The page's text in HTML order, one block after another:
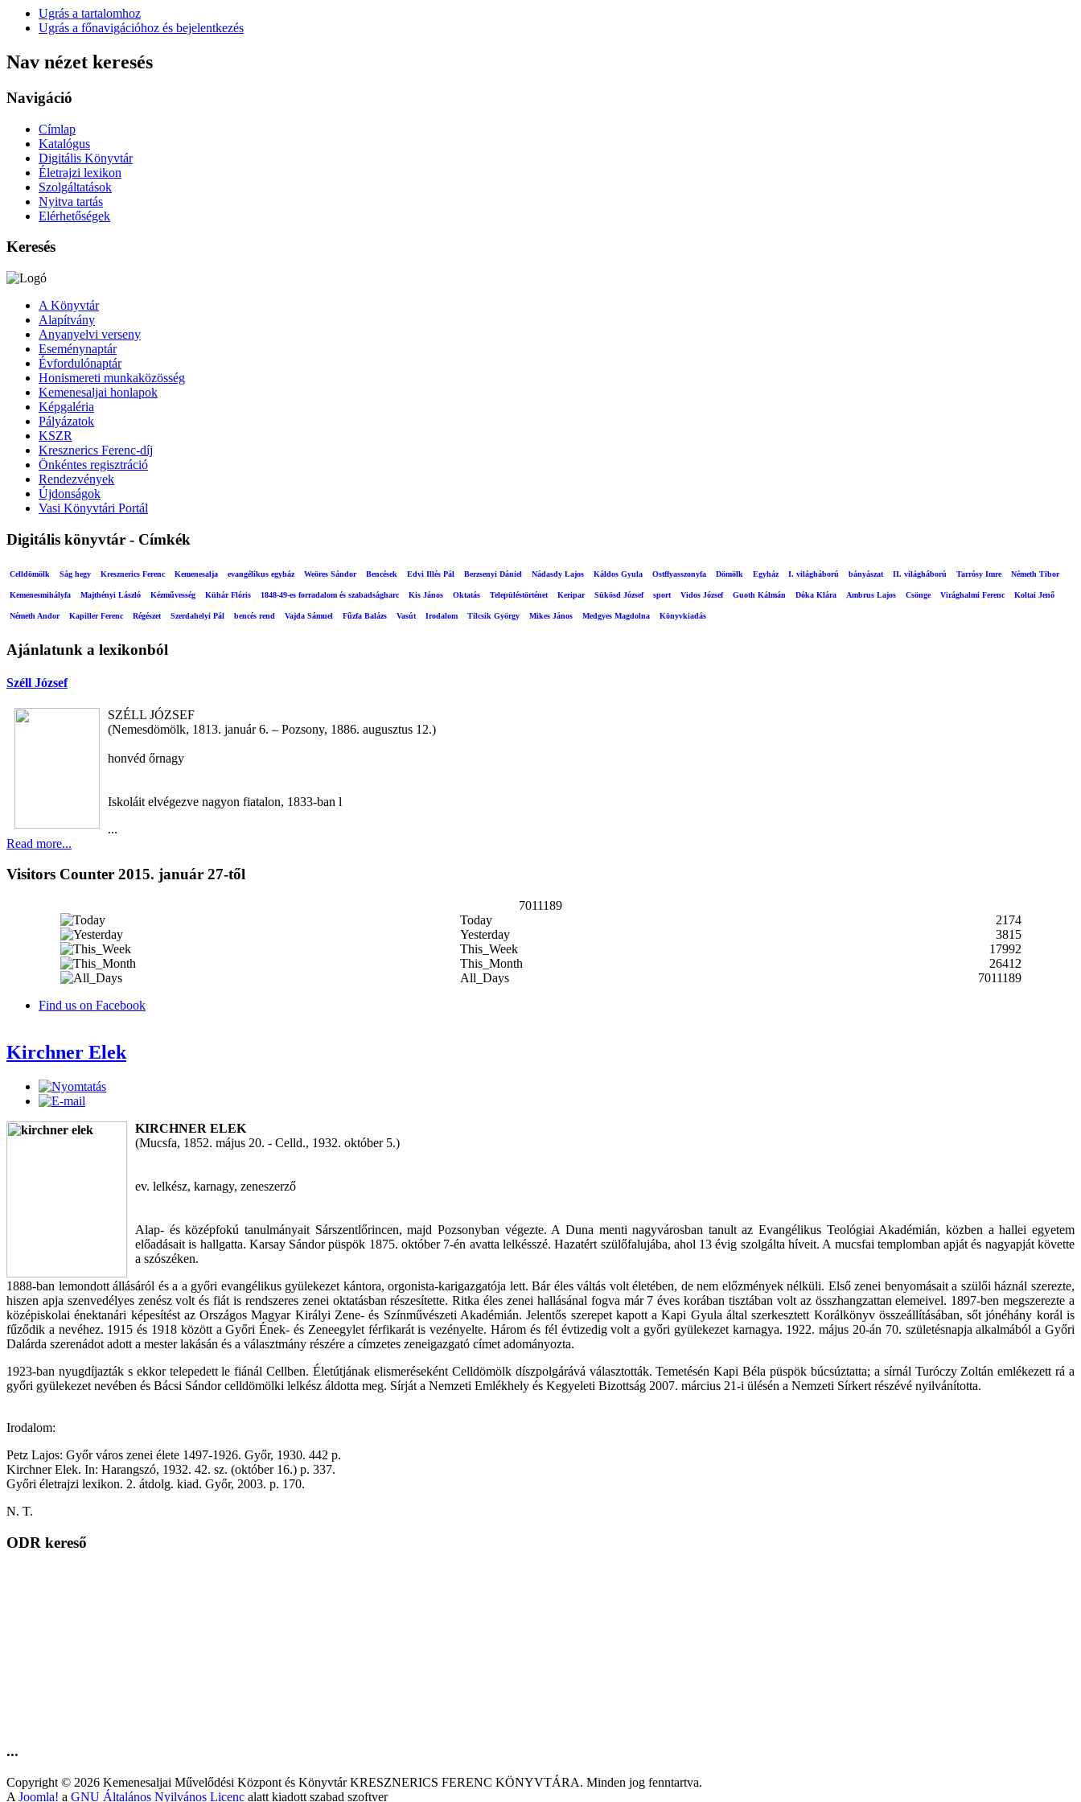
Ugrás a tartalomhoz
Ugrás a főnavigációhoz és bejelentkezés
Nav nézet keresés
Navigáció
Címlap
Katalógus
Digitális Könyvtár
Életrajzi lexikon
Szolgáltatások
Nyitva tartás
Elérhetőségek
Keresés
A Könyvtár
Alapítvány
Anyanyelvi verseny
Eseménynaptár
Évfordulónaptár
Honismereti munkaközösség
Kemenesaljai honlapok
Képgaléria
Pályázatok
KSZR
Kresznerics Ferenc-díj
Önkéntes regisztráció
Rendezvények
Újdonságok
Vasi Könyvtári Portál
Digitális könyvtár - Címkék
Celldömölk Ság hegy Kresznerics Ferenc Kemenesalja evangélikus egyház Weöres Sándor Bencések Edvi Illés Pál Berzsenyi Dániel Nádasdy Lajos Káldos Gyula Ostffyasszonyfa Dömölk Egyház I. világháború bányászat II. világháború Tarrósy Imre Németh Tibor
Kemenesmihályfa Majthényi László Kézművesség Kühár Flóris 1848-49-es forradalom és szabadságharc Kis János Oktatás Településtörténet Keripar Sükösd József sport Vidos József Guoth Kálmán Dóka Klára Ambrus Lajos Csönge Virághalmi Ferenc Koltai Jenő
Németh Andor Kapiller Ferenc Régészet Szerdahelyi Pál bencés rend Vajda Sámuel Fűzfa Balázs Vasút Irodalom Tilcsik György Mikes János Medgyes Magdolna Könyvkiadás
Ajánlatunk a lexikonból
Széll József
SZÉLL JÓZSEF
(Nemesdömölk, 1813. január 6. – Pozsony, 1886. augusztus 12.)
honvéd őrnagy
Iskoláit elvégezve nagyon fiatalon, 1833-ban l
...
Read more...
Visitors Counter 2015. január 27-től
7011189
Today
2174
Yesterday
3815
This_Week
17992
This_Month
26412
All_Days
7011189
Find us on Facebook
Kirchner Elek
KIRCHNER ELEK
(Mucsfa, 1852. május 20. - Celld., 1932. október 5.)
ev. lelkész, karnagy, zeneszerző
Alap- és középfokú tanulmányait Sárszentlőrincen, majd Pozsonyban végezte. A Duna menti nagyvárosban tanult az Evangélikus Teológiai Akadémián, közben a hallei egyetem
előadásait is hallgatta. Karsay Sándor püspök 1875. október 7-én avatta lelkésszé. Hazatért szülőfalujába, ahol 13 évig szolgálta híveit. A mucsfai templomban apját és nagyapját követte
a szószéken.
1888-ban lemondott állásáról és a a győri evangélikus gyülekezet kántora, orgonista-karigazgatója lett. Bár éles váltás volt életében, de nem előzmények nélküli. Első zenei benyomásait a szülői háznál szerezte,
hiszen apja szenvedélyes zenész volt és fiát is rendszeres zenei oktatásban részesítette. Ritka éles zenei hallásánal fogva már 7 éves korában tisztában volt az összhangzattan elemeivel. 1897-ben megszerezte a
középiskolai énektanári képesítést az Országos Magyar Királyi Zene- és Színművészeti Akadémián. Jelentős szerepet kapott a Kapi Gyula által szerkesztett Korálkönyv összeállításában, sőt jónéhány korál is
fűződik a nevéhez. 1915 és 1918 között a Győri Ének- és Zeneegylet férfikarát is vezényelte. Három és fél évtizedig volt a győri gyülekezet karnagya. 1922. május 20-án 70. születésnapja alkalmából a Győri
Dalárda szerenádot adott a mester lakásán és a választmány részére a címzetes zeneigazgató címet adományozta.
1923-ban nyugdíjazták s ekkor telepedett le fiánál Cellben. Életútjának elismeréseként Celldömölk díszpolgárává választották. Temetésén Kapi Béla püspök búcsúztatta; a sírnál Turóczy Zoltán emlékezett rá a
győri gyülekezet nevében és Bácsi Sándor celldömölki lelkész áldotta meg. Sírját a Nemzeti Emlékhely és Kegyeleti Bizottság 2007. március 21-i ülésén a Nemzeti Sírkert részévé nyilvánította.
Irodalom:
Petz Lajos: Győr város zenei élete 1497-1926. Győr, 1930. 442 p.
Kirchner Elek. In: Harangszó, 1932. 42. sz. (október 16.) p. 337.
Győri életrajzi lexikon. 2. átdolg. kiad. Győr, 2003. p. 170.
N. T.
ODR kereső
...
Copyright © 2026 Kemenesaljai Művelődési Központ és Könyvtár KRESZNERICS FERENC KÖNYVTÁRA. Minden jog fenntartva.
A Joomla! a GNU Általános Nyilvános Licenc alatt kiadott szabad szoftver